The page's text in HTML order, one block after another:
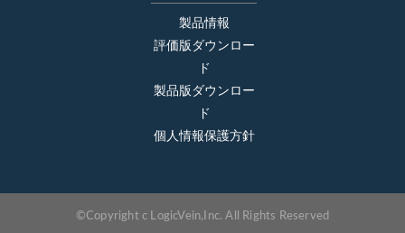
製品情報
評価版ダウンロー
ド
製品版ダウンロー
ド
個人情報保護方針
©Copyright c LogicVein,Inc. All Rights Reserved